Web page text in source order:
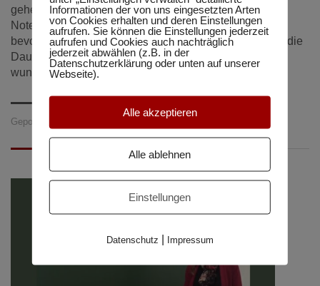
gehen, ist gerade Notenschluss Sind letztendlich alle
Noten im Zeugnis positiv, steht die Matura unmittelbar
bevor. In diesem Fall gratulieren wir und drücken euch die
Daumen für den Endspurt! Sollte aber nicht alles
wunschgemäß gelaufen sein …
Gepostet in: Gezwitscher aus dem Schulalltag
Informationen der von uns eingesetzten Arten
von Cookies erhalten und deren Einstellungen
aufrufen. Sie können die Einstellungen jederzeit
aufrufen und Cookies auch nachträglich
jederzeit abwählen (z.B. in der
Datenschutzerklärung oder unten auf unserer
Webseite).
Alle akzeptieren
Alle ablehnen
Einstellungen
Datenschutz | Impressum